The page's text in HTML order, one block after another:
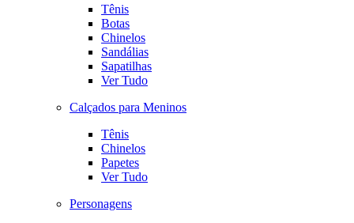
Tênis
Botas
Chinelos
Sandálias
Sapatilhas
Ver Tudo
Calçados para Meninos
Tênis
Chinelos
Papetes
Ver Tudo
Personagens